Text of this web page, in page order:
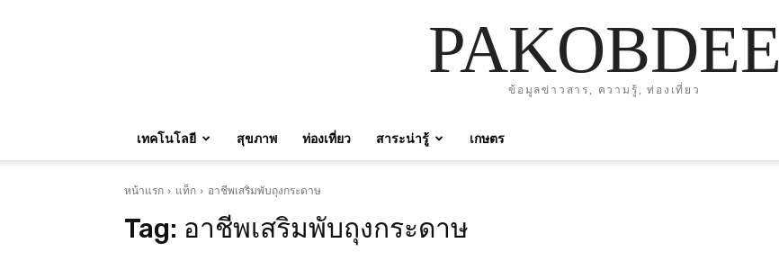
PAKOBDEE
ข้อมูลข่าวสาร, ความรู้, ท่องเที่ยว
เทคโนโลยี สุขภาพ ท่องเที่ยว สาระน่ารู้ เกษตร
หน้าแรก แท็ก อาชีพเสริมพับถุงกระดาษ
Tag: อาชีพเสริมพับถุงกระดาษ